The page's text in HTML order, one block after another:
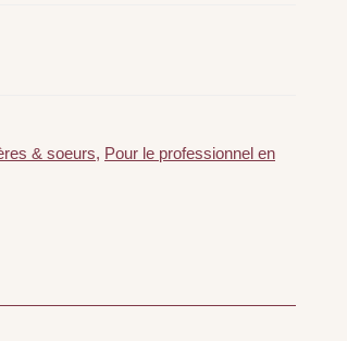
& soeurs, Pour le professionnel en